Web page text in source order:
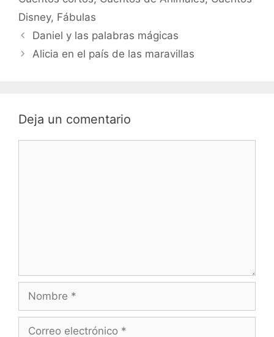
Disney, Fábulas
Daniel y las palabras mágicas
Alicia en el país de las maravillas
Deja un comentario